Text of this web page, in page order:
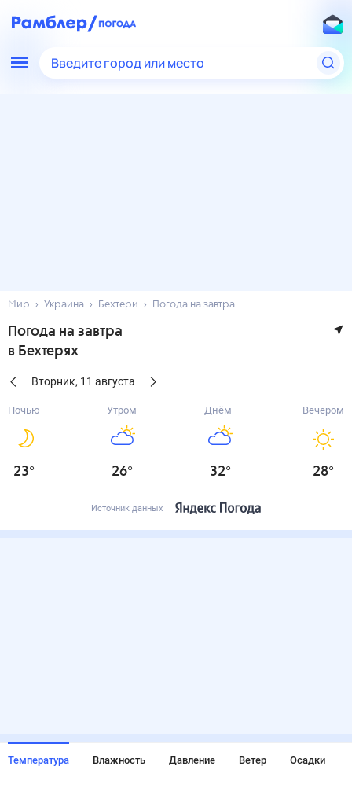
Введите город или место
Мир Украина Бехтери Погода на завтра
Погода на завтра
в Бехтерях
Вторник, 11 августа
Ночью
23°
Утром
26°
Днём
32°
Вечером
28°
Источник данных
Температура Влажность Давление Ветер Осадки